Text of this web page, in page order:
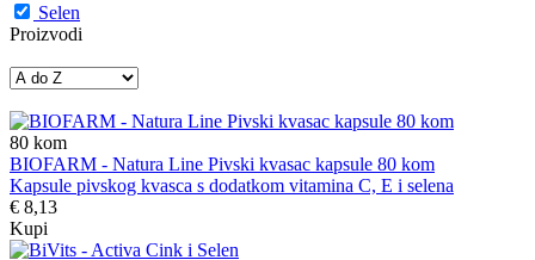
Selen
Proizvodi
80 kom
BIOFARM - Natura Line Pivski kvasac kapsule 80 kom
Kapsule pivskog kvasca s dodatkom vitamina C, E i selena
€ 8,13
Kupi